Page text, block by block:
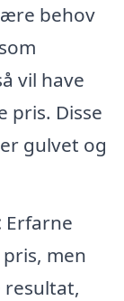
behov
vil have
pris. Disse
gulvet og
Erfarne
men
resultat,